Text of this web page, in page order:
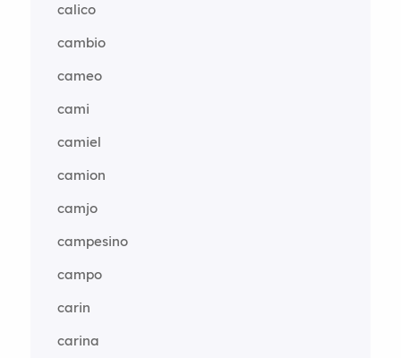
calico
cambio
cameo
cami
camiel
camion
camjo
campesino
campo
carin
carina